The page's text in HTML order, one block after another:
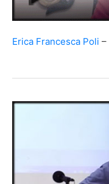
Erica Francesca Poli